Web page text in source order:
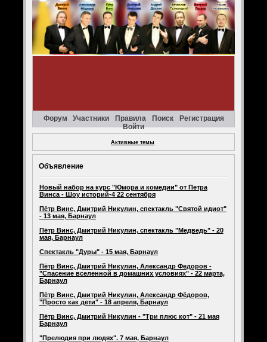
Форум Участники Правила Поиск
Регистрация
Войти
Активные темы
Объявление
Новый набор на курс "Юмора и комедии" от Петра
Винса - Шоу историй-4 22 сентября
Пётр Винс, Дмитрий Никулин, спектакль "Святой идиот"
- 13 мая, Барнаул
Пётр Винс, Дмитрий Никулин, спектакль "Медведь" - 20
мая, Барнаул
Спектакль "Дуры" - 15 мая, Барнаул
Пётр Винс, Дмитрий Никулин, Александр Федоров -
"Спасение вселенной в домашних условиях" - 22 марта,
Барнаул
Пётр Винс, Дмитрий Никулин, Александр Фёдоров,
"Просто как дети" - 18 апреля, Барнаул
Пётр Винс, Дмитрий Никулин - "Три плюс кот" - 21 мая
Барнаул
"Прелюдия при людях". 7 мая, Барнаул